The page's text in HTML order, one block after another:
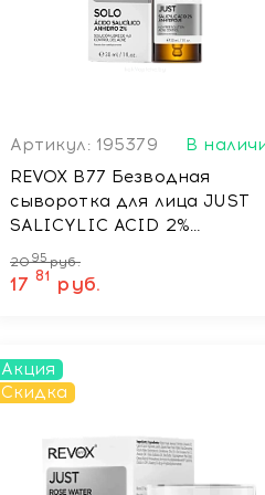
Артикул: 195379
В
REVOX B77 Безводная
сыворотка для лица JUST
SALICYLIC ACID 2%
ANHYDROUS, 30 мл
2095 руб.
17 81 руб.
Акция
Скидка